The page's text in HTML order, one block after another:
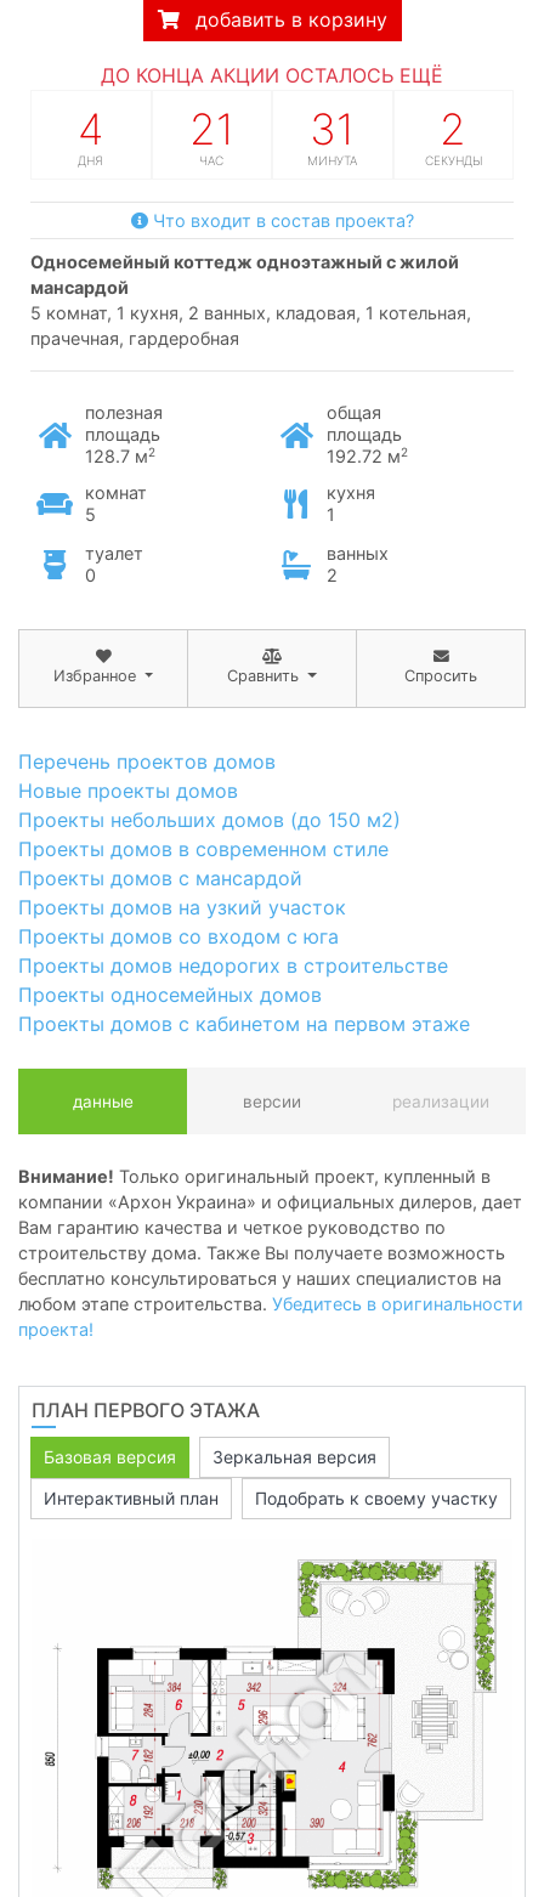
добавить в корзину
ДО КОНЦА АКЦИИ ОСТАЛОСЬ ЕЩЁ
4
ДНЯ
21
ЧАС
31
МИНУТА
1
СЕКУНДА
Что входит в состав проекта?
односемейный коттедж одноэтажный с жилой
мансардой
5 комнат, 1 кухня, 2 ванных, кладовая, 1 котельная,
прачечная, гардеробная
полезная
площадь
128.7 м2
общая
площадь
192.72 м2
комнат
5
кухня
1
туалет
0
ванных
2
Избранное Сравнить Спросить
Перечень проектов домов
Новые проекты домов
Проекты небольших домов (до 150 м2)
Проекты домов в современном стиле
Проекты домов с мансардой
Проекты домов на узкий участок
Проекты домов со входом с юга
Проекты домов недорогих в строительстве
Проекты односемейных домов
Проекты домов с кабинетом на первом этаже
данные версии реализации
Внимание! Только оригинальный проект, купленный в
компании «Архон Украина» и официальных дилеров, дает
Вам гарантию качества и четкое руководство по
строительству дома. Также Вы получаете возможность
бесплатно консультироваться у наших специалистов на
любом этапе строительства. Убедитесь в оригинальности
проекта!
ПЛАН ПЕРВОГО ЭТАЖА
Базовая версия
Зеркальная версия
Интерактивный план
Подобрать к своему участку